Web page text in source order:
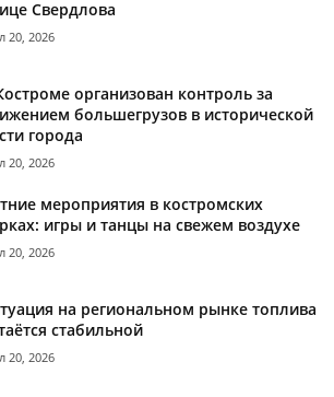
Свердлова
20, 2026
организован контроль за
большегрузов в исторической
города
20, 2026
мероприятия в костромских
игры и танцы на свежем воздухе
20, 2026
на региональном рынке топлива
стабильной
20, 2026